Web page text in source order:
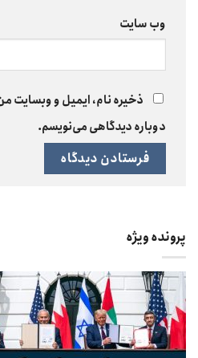
وب‌ سایت
ذخیره نام، ایمیل و وبسایت
دوباره دیدگاهی می‌نویسم.
پرونده ویژه